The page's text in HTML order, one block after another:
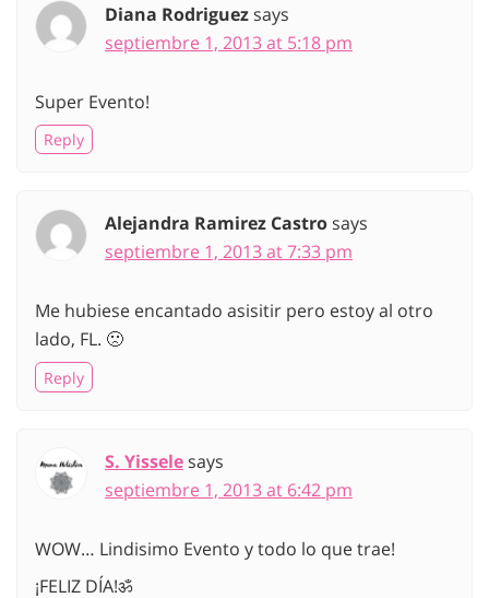
Diana Rodriguezsays
septiembre 1, 2013 at 5:18 pm
Super Evento!
Reply
Alejandra Ramirez Castrosays
septiembre 1, 2013 at 7:33 pm
Me hubiese encantado asisitir pero estoy al otro
lado, FL. 🙁
Reply
S. Yisselesays
septiembre 1, 2013 at 6:42 pm
WOW… Lindisimo Evento y todo lo que trae!
¡FELIZ DÍA!ॐ